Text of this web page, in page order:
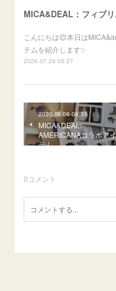
こんにちは😊本日は
テムを紹介します✨
2026.07.26 05:27
2020.09.06 06:36
MICA&DEAL:
AMERICANAコラボア
テム
0コメント